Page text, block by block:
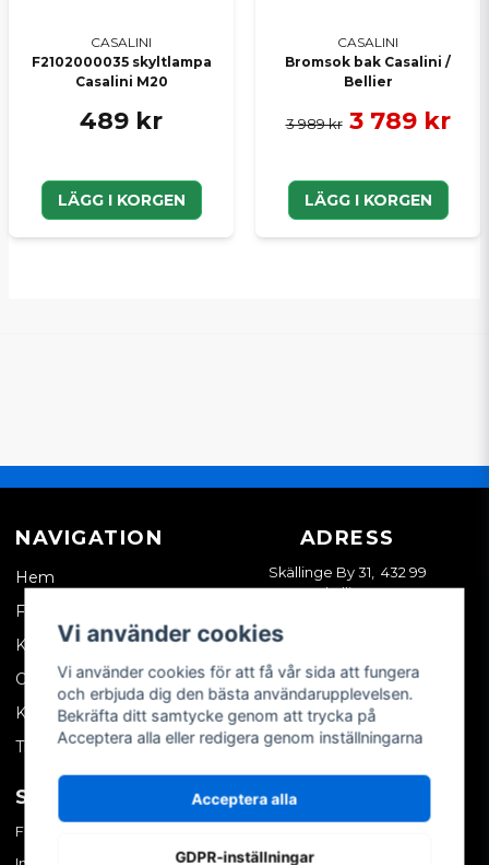
CASALINI
F2102000035 skyltlampa
Casalini M20
489 kr
LÄGG I KORGEN
CASALINI
Bromsok bak Casalini /
Bellier
3 989 kr 3 789 kr
LÄGG I KORGEN
NAVIGATION
Hem
Företagskund
Kontakta oss
Om oss
Köpvillkor
Tips & trix
ADRESS
Skällinge By 31, 432 99
Skällinge
SOCIALA MEDIER
Facebook
MITT KONTO
Vi använder cookies
Vi använder cookies för att få vår sida att fungera
och erbjuda dig den bästa användarupplevelsen.
Bekräfta ditt samtycke genom att trycka på
Acceptera alla eller redigera genom inställningarna
Acceptera alla
GDPR-inställningar